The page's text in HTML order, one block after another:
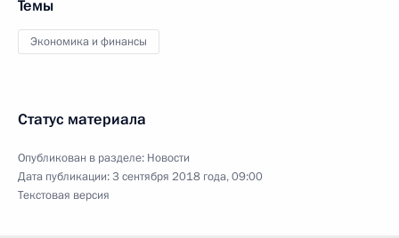
Темы
Экономика и финансы
Статус материала
Опубликован в разделе: Новости
Дата публикации:3 сентября 2018 года, 09:00
Текстовая версия